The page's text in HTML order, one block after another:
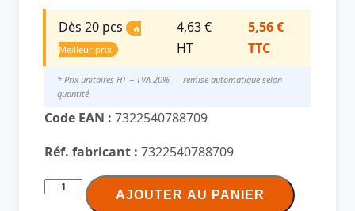
Dès 20 pcs
🔥
Meilleur prix
4,63 €
HT
5,56 €
TTC
* Prix unitaires HT + TVA 20% — remise automatique selon
quantité
Code EAN : 7322540788709
Réf. fabricant : 7322540788709
quantité
AJOUTER AU PANIER